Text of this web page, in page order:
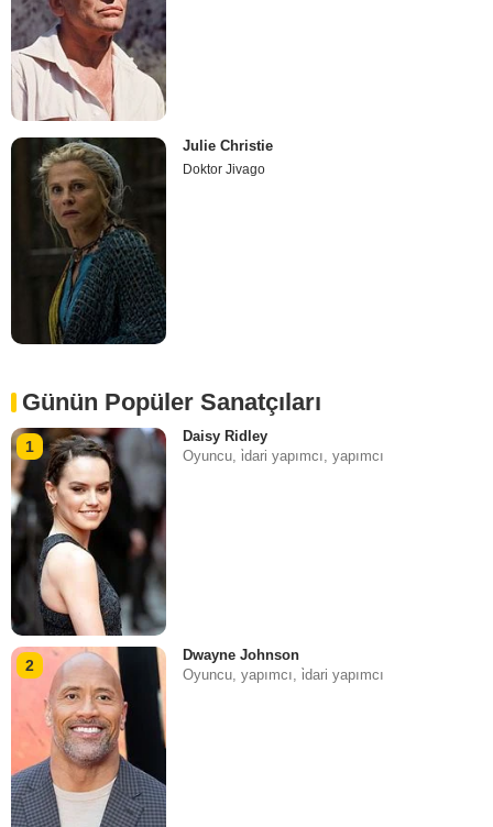
Julie Christie
Doktor Jivago
Günün Popüler Sanatçıları
1
Daisy Ridley
Oyuncu, i̇dari yapımcı, yapımcı
2
Dwayne Johnson
Oyuncu, yapımcı, i̇dari yapımcı